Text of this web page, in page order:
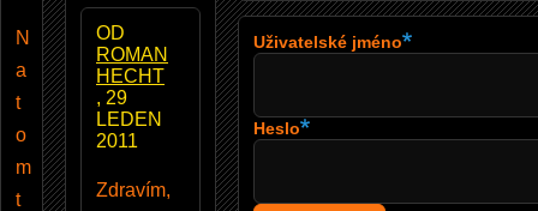
N
a
t
o
m
t
OD
ROMAN
HECHT
, 29
LEDEN
2011
Zdravím,
Uživatelské jméno
Heslo